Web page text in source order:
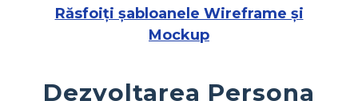
Răsfoiți șabloanele Wireframe și
Mockup
Dezvoltarea Persona